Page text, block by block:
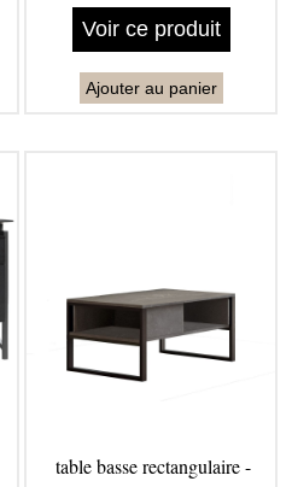
Voir ce produit
Ajouter au panier
table basse rectangulaire -